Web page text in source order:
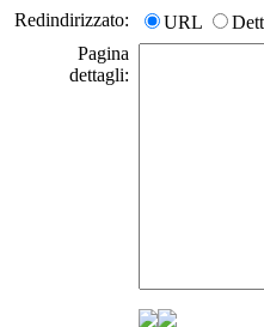
Redindirizzato:
URL
Pagina
dettagli: